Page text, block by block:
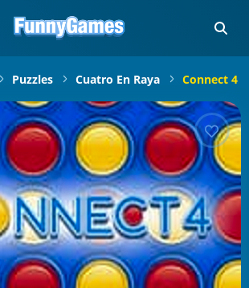
Puzzles Cuatro En Raya Connect 4